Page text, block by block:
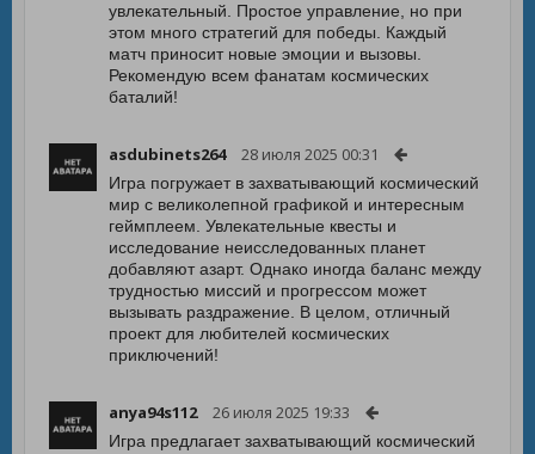
увлекательный. Простое управление, но при
этом много стратегий для победы. Каждый
матч приносит новые эмоции и вызовы.
Рекомендую всем фанатам космических
баталий!
asdubinets264 28 июля 2025 00:31
Игра погружает в захватывающий космический
мир с великолепной графикой и интересным
геймплеем. Увлекательные квесты и
исследование неисследованных планет
добавляют азарт. Однако иногда баланс между
трудностью миссий и прогрессом может
вызывать раздражение. В целом, отличный
проект для любителей космических
приключений!
anya94s112 26 июля 2025 19:33
Игра предлагает захватывающий космический